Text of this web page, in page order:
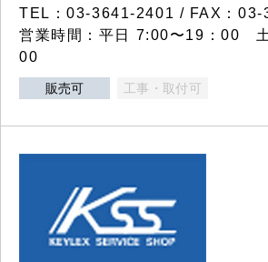
TEL：03-3641-2401 / FAX：03-
営業時間：平日 7:00〜19：00
00
販売可 工事・取付可